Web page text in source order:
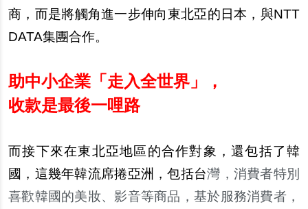
商，而是將觸角進一步伸向東北亞的日本，與NTT
DATA集團合作。
助中小企業「走入全世界」，
收款是最後一哩路
而接下來在東北亞地區的合作對象，還包括了韓
國，這幾年韓流席捲亞洲，包括台灣，消費者特別
喜歡韓國的美妝、影音等商品，基於服務消費者，